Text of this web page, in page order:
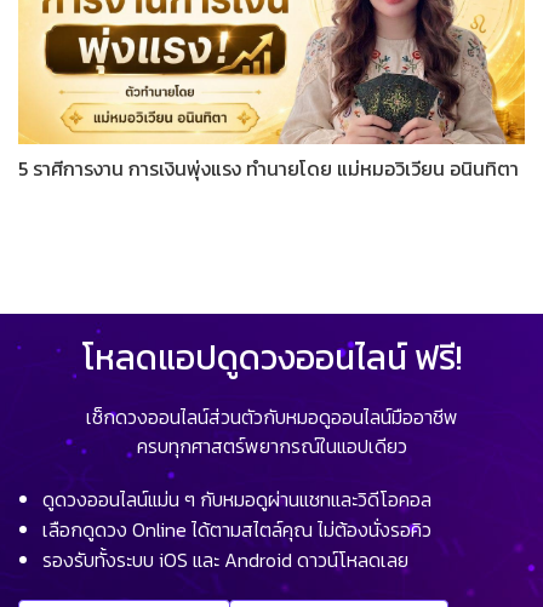
5 ราศีการงาน การเงินพุ่งแรง ทำนายโดย แม่หมอวิเวียน อนินทิตา
โหลดแอปดูดวงออนไลน์ ฟรี!
เช็กดวงออนไลน์ส่วนตัวกับหมอดูออนไลน์มืออาชีพ
ครบทุกศาสตร์พยากรณ์ในแอปเดียว
ดูดวงออนไลน์แม่น ๆ กับหมอดูผ่านแชทและวิดีโอคอล
เลือกดูดวง Online ได้ตามสไตล์คุณ ไม่ต้องนั่งรอคิว
รองรับทั้งระบบ iOS และ Android ดาวน์โหลดเลย